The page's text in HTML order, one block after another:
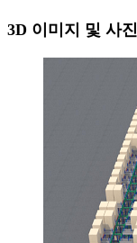
3D 이미지 및 사진